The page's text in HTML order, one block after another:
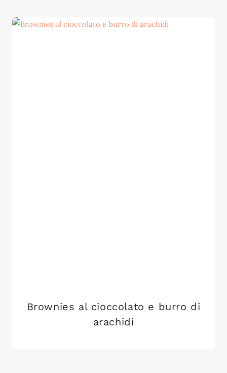
Brownies al cioccolato e burro di
arachidi